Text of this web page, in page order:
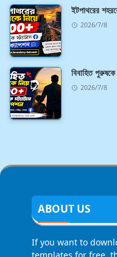
ইটপাথরের
2026/7/8
বিবাহিত
2026/7/8
ABOUT US
If you want to